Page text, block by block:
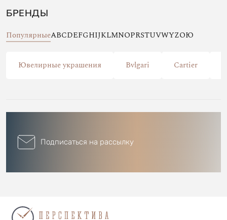
БРЕНДЫ
ПопулярныеABCDEFGHIJKLMNOPRSTUVWYZОЮ
Ювелирные украшения Bvlgari Cartier
Подписаться на рассылку